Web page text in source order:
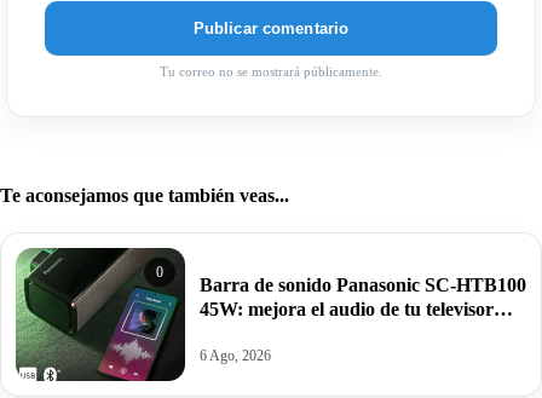
Tu correo no se mostrará públicamente.
Te aconsejamos que también veas...
0
Barra de sonido Panasonic SC-HTB100
45W: mejora el audio de tu televisor
antes 69€
6 Ago, 2026